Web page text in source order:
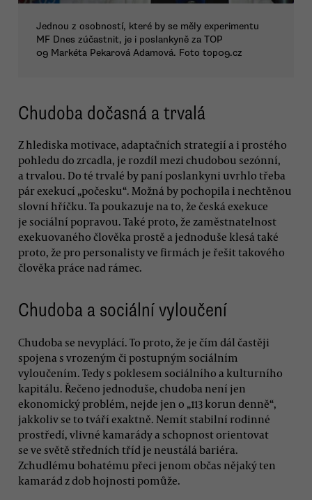
Jednou z osobností, které by se měly experimentu
MF Dnes zúčastnit, je i poslankyně za TOP
09 Markéta Pekarová Adamová. Foto top09.cz
Chudoba dočasná a trvalá
Z hlediska motivace, adaptačních strategií a i prostého
pohledu do zrcadla, je rozdíl mezi chudobou sezónní,
a trvalou. Do té trvalé by paní poslankyni uvrhlo třeba
pár exekucí „počesku“. Možná by pochopila i nechtěnou
slovní hříčku. Ta poukazuje na to, že česká exekuce
je sociální popravou. Také proto, že zaměstnatelnost
exekuovaného člověka prostě a jednoduše klesá také
proto, že pro personalisty ve firmách je řešit takového
člověka práce nad rámec.
Chudoba a sociální vyloučení
Chudoba se nevyplácí. To proto, že je čím dál častěji
spojena s vrozeným či postupným sociálním
vyloučením. Tedy s poklesem sociálního a kulturního
kapitálu. Řečeno jednoduše, chudoba není jen
ekonomický problém, nejde jen o „113 korun denně“,
jakkoliv se to tváří exaktně. Nemít stabilní rodinné
prostředí, vlivné kamarády a schopnost orientovat
se ve světě středních tříd je neustálá bariéra.
Zchudlému bohatému přeci jenom občas nějaký ten
kamarád z dob hojnosti pomůže.